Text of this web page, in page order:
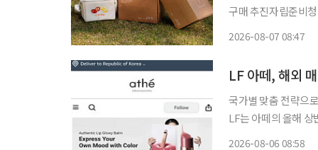
구매 추진자립준비청년 상품
2026-08-07 08:47
LF 아떼, 해외
국가별 맞춤 전략으
LF는 아떼의 올해 상
2026-08-06 08:58